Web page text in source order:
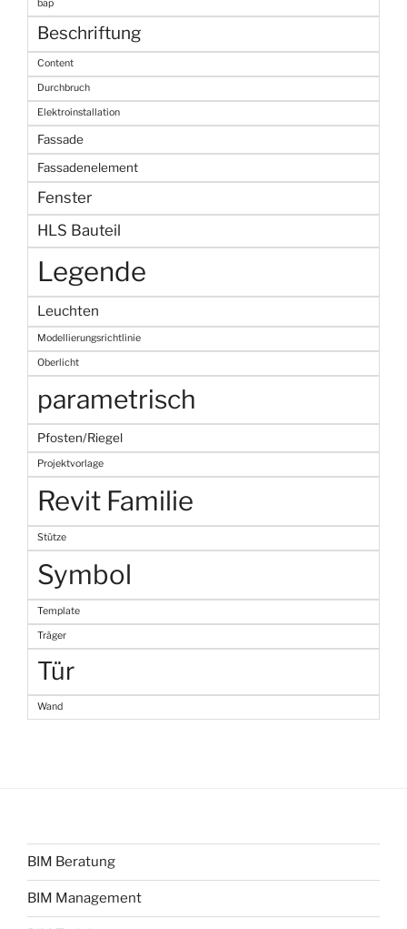
bap
Beschriftung
Content
Durchbruch
Elektroinstallation
Fassade
Fassadenelement
Fenster
HLS Bauteil
Legende
Leuchten
Modellierungsrichtlinie
Oberlicht
parametrisch
Pfosten/Riegel
Projektvorlage
Revit Familie
Stütze
Symbol
Template
Träger
Tür
Wand
BIM Beratung
BIM Management